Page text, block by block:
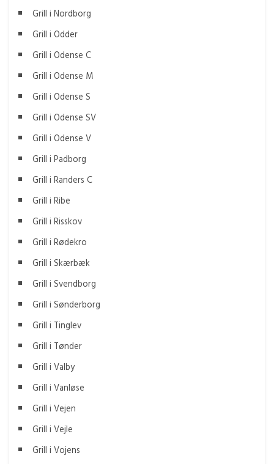
Grill i Nordborg
Grill i Odder
Grill i Odense C
Grill i Odense M
Grill i Odense S
Grill i Odense SV
Grill i Odense V
Grill i Padborg
Grill i Randers C
Grill i Ribe
Grill i Risskov
Grill i Rødekro
Grill i Skærbæk
Grill i Svendborg
Grill i Sønderborg
Grill i Tinglev
Grill i Tønder
Grill i Valby
Grill i Vanløse
Grill i Vejen
Grill i Vejle
Grill i Vojens